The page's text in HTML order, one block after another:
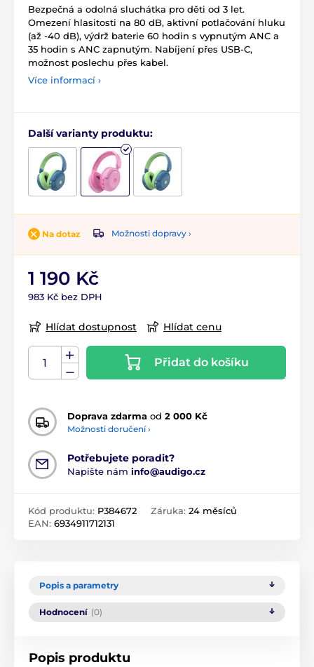
Bezpečná a odolná sluchátka pro děti od 3 let.
Omezení hlasitosti na 80 dB, aktivní potlačování hluku
(až -40 dB), výdrž baterie 60 hodin s vypnutým ANC a
35 hodin s ANC zapnutým. Nabíjení přes USB-C,
možnost poslechu přes kabel.
Více informací ›
Další varianty produktu:
Na dotaz Možnosti dopravy ›
1 190 Kč
983 Kč bez DPH
Hlídat dostupnost Hlídat cenu
Přidat do košíku
Doprava zdarma od 2 000 Kč
Možnosti doručení ›
Potřebujete poradit?
Napište nám info@audigo.cz
Kód produktu: P384672
EAN: 6934911712131
Záruka: 24 měsíců
Popis a parametry
Hodnocení (0)
Popis produktu